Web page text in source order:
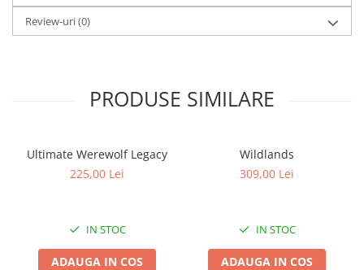
Review-uri(0)
PRODUSE SIMILARE
Ultimate Werewolf Legacy
225,00 Lei
IN STOC
ADAUGA IN COS
Wildlands
309,00 Lei
IN STOC
ADAUGA IN COS